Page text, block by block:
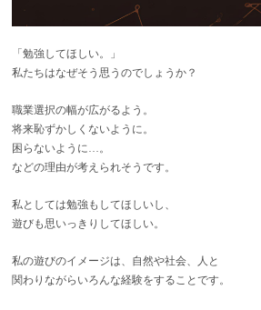
「勉強してほしい。」
私たちはなぜそう思うのでしょうか？
職業選択の幅が広がるよう。
将来恥ずかしくないように。
困らないように…。
などの理由が考えられそうです。
私としては勉強もしてほしいし、
遊びも思いっきりしてほしい。
私の遊びのイメージは、自然や社会、人と
関わりながらいろんな経験をすることです。